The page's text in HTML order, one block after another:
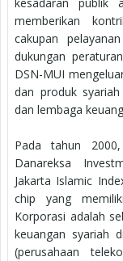
kesadaran publik
memberikan
cakupan
dukungan
DSN-MUI
dan produk
dan lembaga
Pada tahun
Danareksa
Jakarta Islamic
chip yang
Korporasi adalah
keuangan syariah
(perusahaan